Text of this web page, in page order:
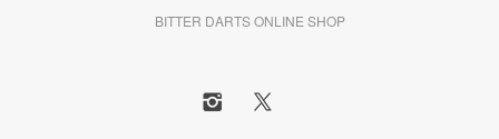
BITTER DARTS ONLINE SHOP